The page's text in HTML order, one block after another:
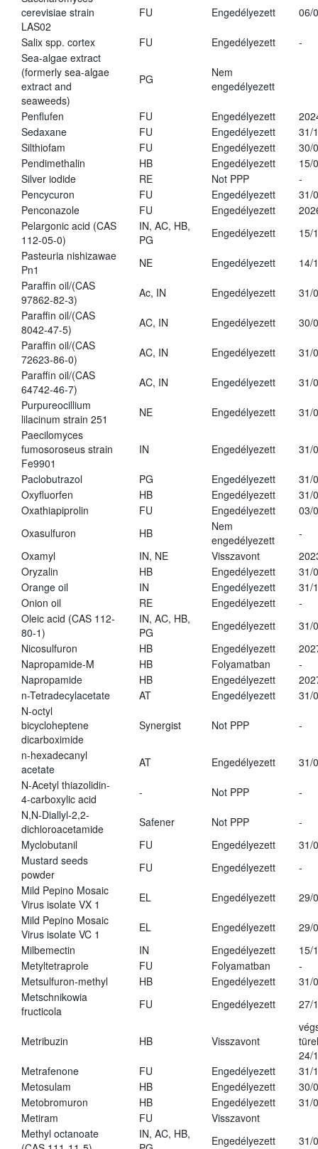
cerevisiae strain
LAS02
FU Engedélyezett 06/
Salix spp. cortex FU Engedélyezett
-
Sea-algae extract
(formerly sea-algae
extract and
seaweeds)
PG
Nem
engedélyezett
Penflufen FU Engedélyezett
Sedaxane
FU Engedélyezett
31/
Silthiofam
FU Engedélyezett
30/
Pendimethalin
HB Engedélyezett
15/
Silver iodide
RE Not PPP
-
Pencycuron
FU Engedélyezett
31/
Penconazole
FU Engedélyezett
Pelargonic acid (CAS
112-05-0)
IN, AC, HB,
PG
Engedélyezett
15/
Pasteuria nishizawae
Pn1
NE Engedélyezett
14/
Paraffin oil/(CAS
97862-82-3)
Ac, IN Engedélyezett
31/
Paraffin oil/(CAS
8042-47-5)
AC, IN Engedélyezett
30/
Paraffin oil/(CAS
72623-86-0)
AC, IN Engedélyezett
31/
Paraffin oil/(CAS
64742-46-7)
AC, IN Engedélyezett
31/
Purpureocillium
lilacinum strain 251
NE Engedélyezett
31/
Paecilomyces
fumosoroseus strain
Fe9901
IN Engedélyezett 31/
Paclobutrazol PG Engedélyezett
31/
Oxyfluorfen
HB Engedélyezett
31/
Oxathiapiprolin
FU Engedélyezett
03/
Oxasulfuron
HB
Nem
engedélyezett
-
Oxamyl
IN, NE Visszavont
Oryzalin
HB Engedélyezett
31/
Orange oil
IN Engedélyezett
31/
Onion oil
RE Engedélyezett
-
Oleic acid (CAS 112-
80-1)
IN, AC, HB,
PG
Engedélyezett
31/
Nicosulfuron
HB Engedélyezett
Napropamide-M
HB Folyamatban
-
Napropamide
HB Engedélyezett
n-Tetradecylacetate
AT Engedélyezett
31/
N-octyl
bicycloheptene
dicarboximide
Synergist Not PPP -
n-hexadecanyl
acetate
AT Engedélyezett
31/
N-Acetyl thiazolidin-
4-carboxylic acid
- Not PPP
-
N,N-Diallyl-2,2-
dichloroacetamide
Safener Not PPP
-
Myclobutanil
FU Engedélyezett
31/
Mustard seeds
powder
FU Engedélyezett
-
Mild Pepino Mosaic
Virus isolate VX 1
EL Engedélyezett
29/
Mild Pepino Mosaic
Virus isolate VC 1
EL Engedélyezett
29/
Milbemectin
IN Engedélyezett
15/
Metyltetraprole
FU Folyamatban
-
Metsulfuron-methyl
HB Engedélyezett
31/
Metschnikowia
fructicola
FU Engedélyezett 27/
Metribuzin HB Visszavont
24/
Metrafenone
FU Engedélyezett
31/
Metosulam
HB Engedélyezett
30/
Metobromuron
HB Engedélyezett
31/
Metiram
FU
Visszavont
Methyl octanoate
IN, AC, HB,
Engedélyezett 31/